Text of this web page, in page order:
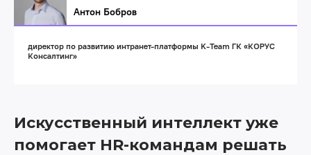
Антон Бобров
директор по развитию интранет-платформы K-Team ГК «КОРУС
Консалтинг»
Искусственный интеллект уже
помогает HR-командам решать